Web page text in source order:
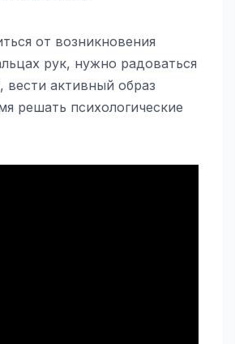
от возникновения
рук, нужно радоваться
активный образ
решать психологические